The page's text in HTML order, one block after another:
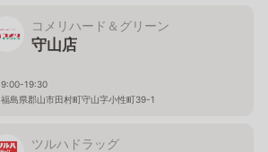
コメリハード＆グリーン
守山店
9:00-19:30
福島県郡山市田村町守山字小性町39-1
ツルハドラッグ